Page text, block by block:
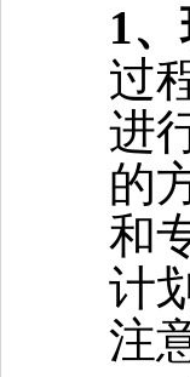
1、
过
进
的
和
计
注